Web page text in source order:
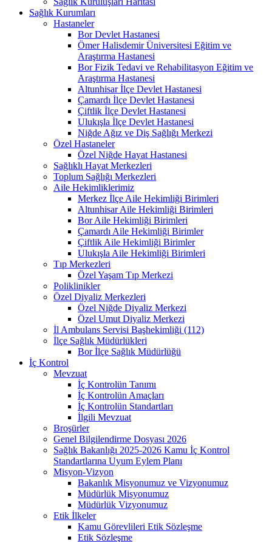
Sağlık Kurumları
Hastaneler
Bor Devlet Hastanesi
Ömer Halisdemir Üniversitesi Eğitim ve
Araştırma Hastanesi
Bor Fizik Tedavi ve Rehabilitasyon Eğitim ve
Araştırma Hastanesi
Altunhisar İlçe Devlet Hastanesi
Çamardı İlçe Devlet Hastanesi
Çiftlik İlçe Devlet Hastanesi
Ulukışla İlçe Devlet Hastanesi
Niğde Ağız ve Diş Sağlığı Merkezi
Özel Hastaneler
Özel Niğde Hayat Hastanesi
Sağlıklı Hayat Merkezleri
Toplum Sağlığı Merkezleri
Aile Hekimliklerimiz
Merkez İlçe Aile Hekimliği Birimleri
Altunhisar Aile Hekimliği Birimleri
Bor Aile Hekimliği Birimleri
Çamardı Aile Hekimliği Birimler
Çiftlik Aile Hekimliği Birimler
Ulukışla Aile Hekimliği Birimleri
Tıp Merkezleri
Özel Yaşam Tıp Merkezi
Poliklinikler
Özel Diyaliz Merkezleri
Özel Niğde Diyaliz Merkezi
Özel Umut Diyaliz Merkezi
İl Ambulans Servisi Başhekimliği (112)
İlçe Sağlık Müdürlükleri
Bor İlçe Sağlık Müdürlüğü
İç Kontrol
Mevzuat
İç Kontrolün Tanımı
İç Kontrolün Amaçları
İç Kontrolün Standartları
İlgili Mevzuat
Broşürler
Genel Bilgilendirme Dosyası 2026
Sağlık Bakanlığı 2025-2026 Kamu İç Kontrol
Standartlarına Uyum Eylem Planı
Misyon-Vizyon
Bakanlık Misyonumuz ve Vizyonumuz
Müdürlük Misyonumuz
Müdürlük Vizyonumuz
Etik İlkeler
Kamu Görevlileri Etik Sözleşme
Etik Sözleşme